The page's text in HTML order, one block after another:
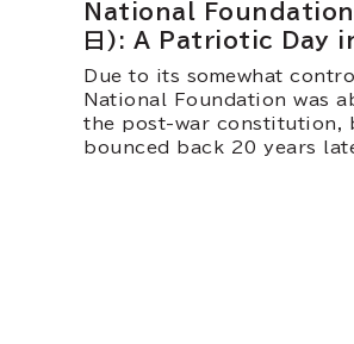
National Foundation
日): A Patriotic Day
Due to its somewhat
National Foundation was
the post-war constitution,
bounced back 20 years